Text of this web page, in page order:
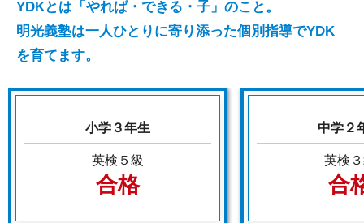
YDKとは「やれば・できる・子」のこと。
明光義塾は一人ひとりに寄り添った個別指導でYDK
を育てます。
小学３年生
英検５級
合格
中学２
英検
合